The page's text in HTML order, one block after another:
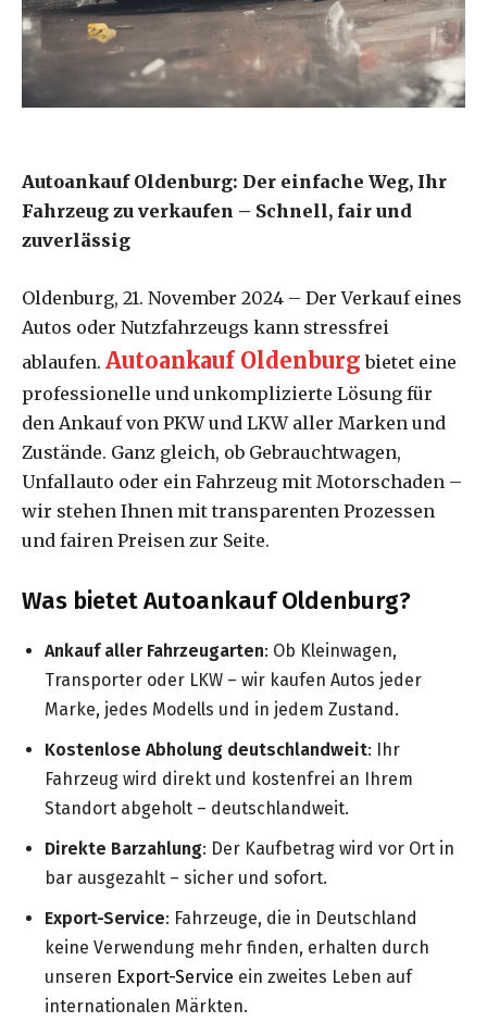
Autoankauf Oldenburg: Der einfache Weg, Ihr
Fahrzeug zu verkaufen – Schnell, fair und
zuverlässig
Oldenburg, 21. November 2024 – Der Verkauf eines
Autos oder Nutzfahrzeugs kann stressfrei
ablaufen. Autoankauf Oldenburg bietet eine
professionelle und unkomplizierte Lösung für
den Ankauf von PKW und LKW aller Marken und
Zustände. Ganz gleich, ob Gebrauchtwagen,
Unfallauto oder ein Fahrzeug mit Motorschaden –
wir stehen Ihnen mit transparenten Prozessen
und fairen Preisen zur Seite.
Was bietet Autoankauf Oldenburg?
Ankauf aller Fahrzeugarten: Ob Kleinwagen,
Transporter oder LKW – wir kaufen Autos jeder
Marke, jedes Modells und in jedem Zustand.
Kostenlose Abholung deutschlandweit: Ihr
Fahrzeug wird direkt und kostenfrei an Ihrem
Standort abgeholt – deutschlandweit.
Direkte Barzahlung: Der Kaufbetrag wird vor Ort in
bar ausgezahlt – sicher und sofort.
Export-Service: Fahrzeuge, die in Deutschland
keine Verwendung mehr finden, erhalten durch
unseren Export-Service ein zweites Leben auf
internationalen Märkten.